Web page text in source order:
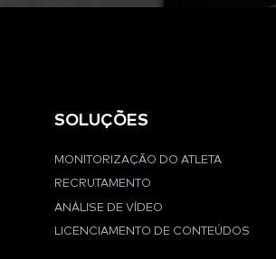
SOLUÇÕES
MONITORIZAÇÃO DO ATLETA
RECRUTAMENTO
ANÁLISE DE VÍDEO
LICENCIAMENTO DE CONTEÚDOS